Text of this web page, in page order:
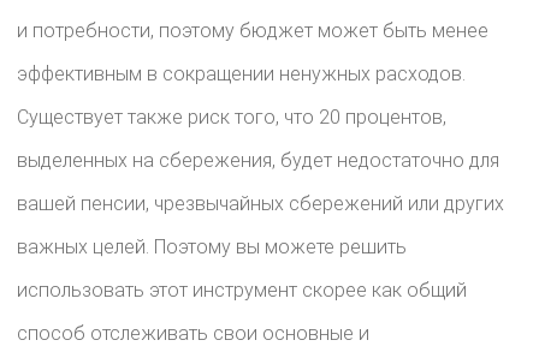
и потребности, поэтому бюджет может быть менее
эффективным в сокращении ненужных расходов.
Существует также риск того, что 20 процентов,
выделенных на сбережения, будет недостаточно для
вашей пенсии, чрезвычайных сбережений или других
важных целей. Поэтому вы можете решить
использовать этот инструмент скорее как общий
способ отслеживать свои основные и